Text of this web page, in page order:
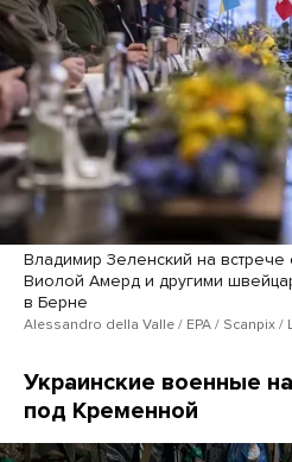
Владимир Зеленский на
Виолой Амерд и другими
в Берне
Alessandro della Valle / EPA / Scanpix /
Украинские военные
под Кременной